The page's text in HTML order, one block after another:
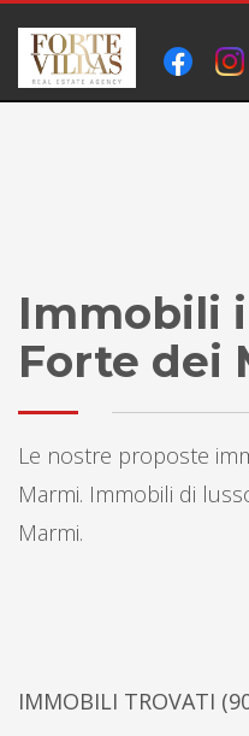
Immobili
Forte dei
Le nostre proposte
Marmi. Immobili di
Marmi.
IMMOBILI TROVATI